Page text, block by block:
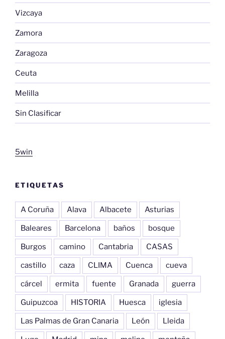
Vizcaya
Zamora
Zaragoza
Ceuta
Melilla
Sin Clasificar
5win
ETIQUETAS
A Coruña Alava Albacete Asturias
Baleares Barcelona baños bosque
Burgos camino Cantabria CASAS
castillo caza CLIMA Cuenca cueva
cárcel ermita fuente Granada guerra
Guipuzcoa HISTORIA Huesca iglesia
Las Palmas de Gran Canaria León Lleida